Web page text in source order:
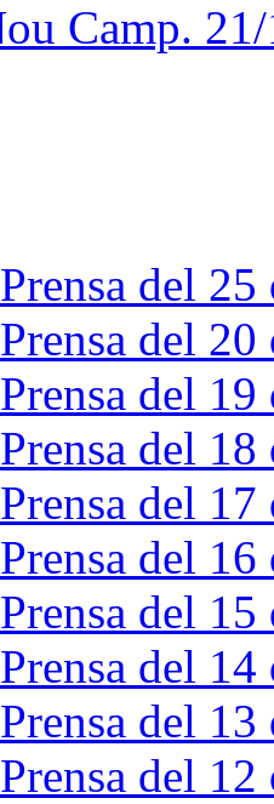
Camp.
del
del
del
del
del
del
del
del
del
del